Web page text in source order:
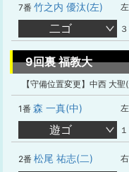
7番 竹之内 優汰(左)
二ゴ
9回裏 福教大
【守備位置変更】中西 大
1番 森 一真(中)
遊ゴ
2番 松尾 祐志(二)